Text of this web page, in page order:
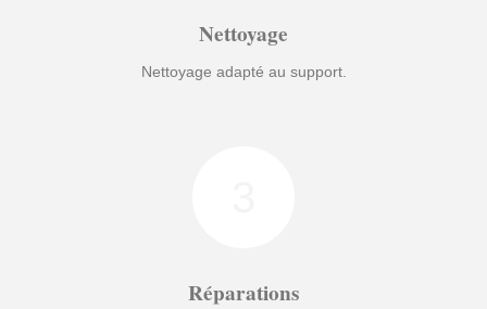
Nettoyage
Nettoyage adapté au support.
Réparations